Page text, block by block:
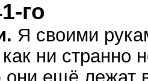
го
Я своими
ни странно
они ещё лежат